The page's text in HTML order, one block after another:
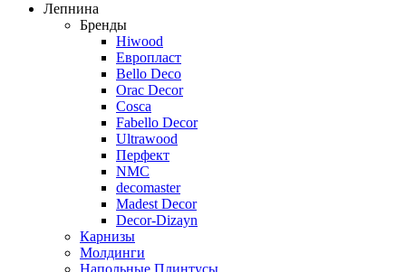
Лепнина
Бренды
Hiwood
Европласт
Bello Deco
Orac Decor
Cosca
Fabello Decor
Ultrawood
Перфект
NMC
decomaster
Madest Decor
Decor-Dizayn
Карнизы
Молдинги
Напольные Плинтусы